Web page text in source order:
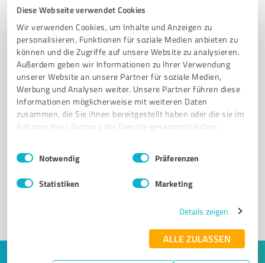
Diese Webseite verwendet Cookies
Wir verwenden Cookies, um Inhalte und Anzeigen zu
personalisieren, Funktionen für soziale Medien anbieten zu
können und die Zugriffe auf unsere Website zu analysieren.
Außerdem geben wir Informationen zu Ihrer Verwendung
unserer Website an unsere Partner für soziale Medien,
Werbung und Analysen weiter. Unsere Partner führen diese
Informationen möglicherweise mit weiteren Daten
zusammen, die Sie ihnen bereitgestellt haben oder die sie im
Rahmen Ihrer Nutzung der Dienste gesammelt haben.
Impressum Datenschutzbestimmungen
Einwilligungsauswahl
Notwendig Präferenzen
Statistiken Marketing
Details zeigen
ALLE ZULASSEN
Sie möchten auch hier gelistet werden?
Registrieren Sie sich jetzt und werden Sie ein von
Kunden empfohlener ProvenExpert!
1